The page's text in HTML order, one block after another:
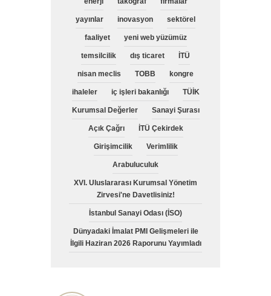
yayınlar inovasyon sektörel
faaliyet yeni web yüzümüz
temsilcilik dış ticaret İTÜ
nisan meclis TOBB kongre
ihaleler iç işleri bakanlığı TÜİK
Kurumsal Değerler Sanayi Şurası
Açık Çağrı İTÜ Çekirdek
Girişimcilik Verimlilik
Arabuluculuk
XVI. Uluslararası Kurumsal Yönetim
Zirvesi'ne Davetlisiniz!
İstanbul Sanayi Odası (İSO)
Dünyadaki İmalat PMI Gelişmeleri ile
İlgili Haziran 2026 Raporunu Yayımladı